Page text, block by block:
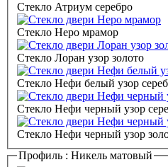
Стекло Атриум серебро
Стекло Неро мрамор
Стекло Лоран узор золото
Стекло Нефи белый узор
Стекло Нефи черный узор
Стекло Нефи черный узор
Профиль : Никель матовый